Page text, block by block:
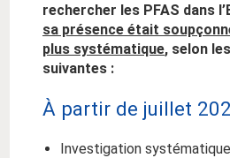
rechercher les PFAS dans
sa présence était
plus systématique, selon
suivantes :
À partir de juillet
Investigation